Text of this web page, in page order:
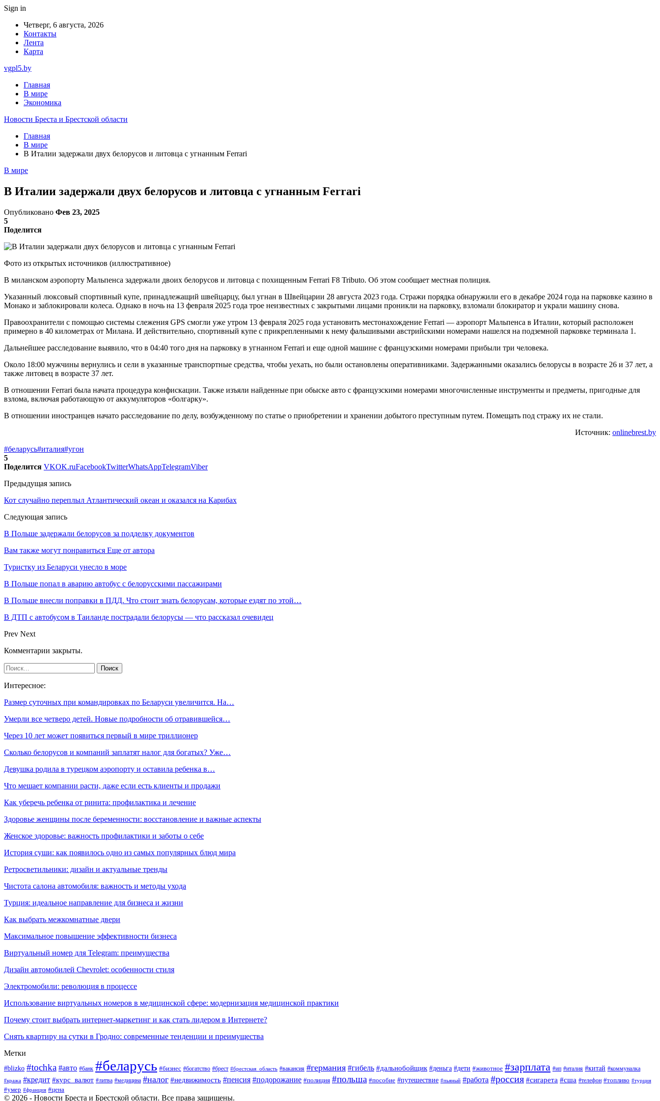
Sign in
Четверг, 6 августа, 2026
Контакты
Лента
Карта
vgpl5.by
Главная
В мире
Экономика
Новости Бреста и Брестской области
Главная
В мире
В Италии задержали двух белорусов и литовца с угнанным Ferrari
В мире
В Италии задержали двух белорусов и литовца с угнанным Ferrari
Опубликовано Фев 23, 2025
5
Поделится
Фото из открытых источников (иллюстративное)
В миланском аэропорту Мальпенса задержали двоих белорусов и литовца с похищенным Ferrari F8 Tributo. Об этом сообщает местная полиция.
Указанный люксовый спортивный купе, принадлежащий швейцарцу, был угнан в Швейцарии 28 августа 2023 года. Стражи порядка обнаружили его в декабре 2024 года на парковке казино в
Монако и заблокировали колеса. Однако в ночь на 13 февраля 2025 года трое неизвестных с закрытыми лицами проникли на парковку, взломали блокиратор и украли машину снова.
Правоохранители с помощью системы слежения GPS смогли уже утром 13 февраля 2025 года установить местонахождение Ferrari — аэропорт Мальпенса в Италии, который расположен
примерно в 40 километрах от Милана. И действительно, спортивный купе с прикрепленными к нему фальшивыми австрийскими номерами нашелся на подземной парковке терминала 1.
Дальнейшее расследование выявило, что в 04:40 того дня на парковку в угнанном Ferrari и еще одной машине с французскими номерами прибыли три человека.
Около 18:00 мужчины вернулись и сели в указанные транспортные средства, чтобы уехать, но были остановлены оперативниками. Задержанными оказались белорусы в возрасте 26 и 37 лет, а
также литовец в возрасте 37 лет.
В отношении Ferrari была начата процедура конфискации. Также изъяли найденные при обыске авто с французскими номерами многочисленные инструменты и предметы, пригодные для
взлома, включая работающую от аккумуляторов «болгарку».
В отношении иностранцев начато расследование по делу, возбужденному по статье о приобретении и хранении добытого преступным путем. Помещать под стражу их не стали.
Источник: onlinebrest.by
#беларусь#италия#угон
5
Поделится VKOK.ruFacebookTwitterWhatsAppTelegramViber
Предыдущая запись
Кот случайно переплыл Атлантический океан и оказался на Карибах
Следующая запись
В Польше задержали белорусов за подделку документов
Вам также могут понравиться Еще от автора
Туристку из Беларуси унесло в море
В Польше попал в аварию автобус с белорусскими пассажирами
В Польше внесли поправки в ПДД. Что стоит знать белорусам, которые ездят по этой…
В ДТП с автобусом в Таиланде пострадали белорусы — что рассказал очевидец
Prev Next
Комментарии закрыты.
Интересное:
Размер суточных при командировках по Беларуси увеличится. На…
Умерли все четверо детей. Новые подробности об отравившейся…
Через 10 лет может появиться первый в мире триллионер
Сколько белорусов и компаний заплатят налог для богатых? Уже…
Девушка родила в турецком аэропорту и оставила ребенка в…
Что мешает компании расти, даже если есть клиенты и продажи
Как уберечь ребенка от ринита: профилактика и лечение
Здоровье женщины после беременности: восстановление и важные аспекты
Женское здоровье: важность профилактики и заботы о себе
История суши: как появилось одно из самых популярных блюд мира
Ретросветильники: дизайн и актуальные тренды
Чистота салона автомобиля: важность и методы ухода
Турция: идеальное направление для бизнеса и жизни
Как выбрать межкомнатные двери
Максимальное повышение эффективности бизнеса
Виртуальный номер для Telegram: преимущества
Дизайн автомобилей Chevrolet: особенности стиля
Электромобили: революция в процессе
Использование виртуальных номеров в медицинской сфере: модернизация медицинской практики
Почему стоит выбрать интернет-маркетинг и как стать лидером в Интернете?
Снять квартиру на сутки в Гродно: современные тенденции и преимущества
Метки
#blizko #tochka #авто #банк #беларусь #бизнес #богатство #брест #брестская_область #вакансия #германия #гибель #дальнобойщик #деньга #дети #животное #зарплата #ип #италия #китай #коммуналка
#кража #кредит #курс_валют #литва #медицина #налог #недвижимость #пенсия #подорожание #полиция #польша #пособие #путешествие #пьяный #работа #россия #сигарета #сша #телефон #топливо #турция
#умер #франция #цена
© 2026 - Новости Бреста и Брестской области. Все права защищены.